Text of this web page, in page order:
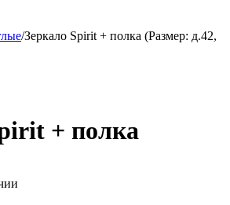
/Зеркало Spirit + полка (Размер: д.42,
+ полка